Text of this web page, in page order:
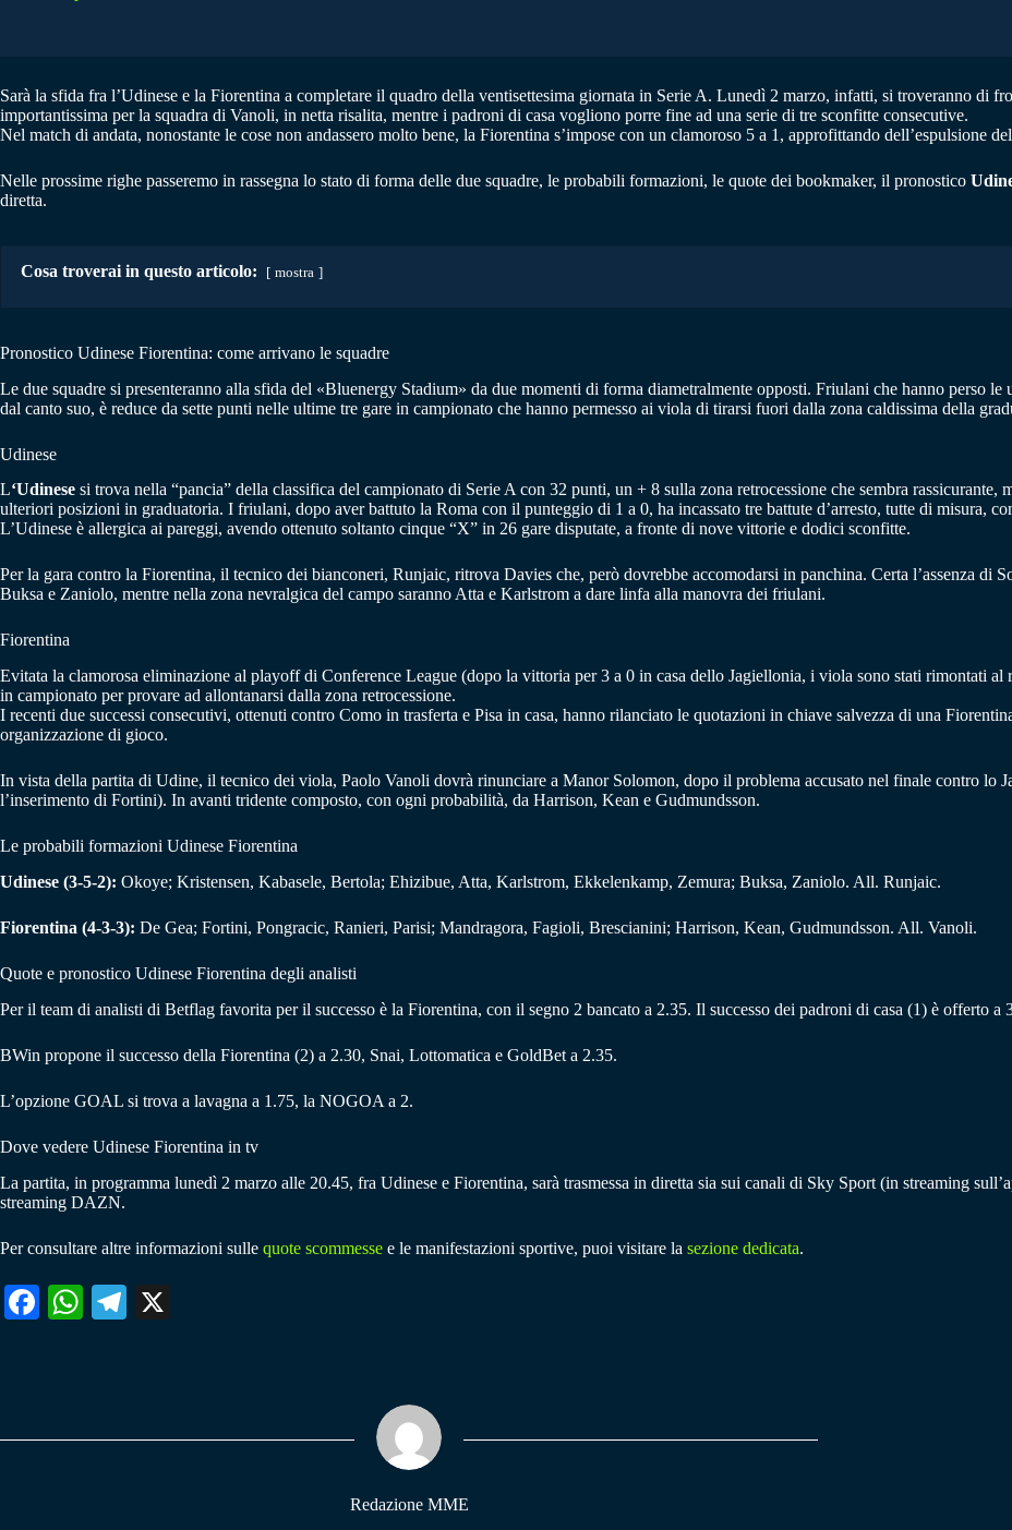
Sarà la sfida fra l’Udinese e la Fiorentina a completare il quadro della ventisettesima giornata in Serie A. Lunedì 2 marzo, infatti, si troveranno di
importantissima per la squadra di Vanoli, in netta risalita, mentre i padroni di casa vogliono porre fine ad una serie di tre sconfitte consecutive.
Nel match di andata, nonostante le cose non andassero molto bene, la Fiorentina s’impose con un clamoroso 5 a 1, approfittando dell’espulsione
Nelle prossime righe passeremo in rassegna lo stato di forma delle due squadre, le probabili formazioni, le quote dei bookmaker, il pronostico
diretta.
Cosa troverai in questo articolo: mostra
Pronostico Udinese Fiorentina: come arrivano le squadre
Le due squadre si presenteranno alla sfida del «Bluenergy Stadium» da due momenti di forma diametralmente opposti. Friulani che hanno perso
dal canto suo, è reduce da sette punti nelle ultime tre gare in campionato che hanno permesso ai viola di tirarsi fuori dalla zona caldissima della
Udinese
L‘Udinese si trova nella “pancia” della classifica del campionato di Serie A con 32 punti, un + 8 sulla zona retrocessione che sembra rassicurante,
ulteriori posizioni in graduatoria. I friulani, dopo aver battuto la Roma con il punteggio di 1 a 0, ha incassato tre battute d’arresto, tutte di misura,
L’Udinese è allergica ai pareggi, avendo ottenuto soltanto cinque “X” in 26 gare disputate, a fronte di nove vittorie e dodici sconfitte.
Per la gara contro la Fiorentina, il tecnico dei bianconeri, Runjaic, ritrova Davies che, però dovrebbe accomodarsi in panchina. Certa l’assenza di
Buksa e Zaniolo, mentre nella zona nevralgica del campo saranno Atta e Karlstrom a dare linfa alla manovra dei friulani.
Fiorentina
Evitata la clamorosa eliminazione al playoff di Conference League (dopo la vittoria per 3 a 0 in casa dello Jagiellonia, i viola sono stati rimontati al
in campionato per provare ad allontanarsi dalla zona retrocessione.
I recenti due successi consecutivi, ottenuti contro Como in trasferta e Pisa in casa, hanno rilanciato le quotazioni in chiave salvezza di una
organizzazione di gioco.
In vista della partita di Udine, il tecnico dei viola, Paolo Vanoli dovrà rinunciare a Manor Solomon, dopo il problema accusato nel finale contro lo
l’inserimento di Fortini). In avanti tridente composto, con ogni probabilità, da Harrison, Kean e Gudmundsson.
Le probabili formazioni Udinese Fiorentina
Udinese (3-5-2): Okoye; Kristensen, Kabasele, Bertola; Ehizibue, Atta, Karlstrom, Ekkelenkamp, Zemura; Buksa, Zaniolo. All. Runjaic.
Fiorentina (4-3-3): De Gea; Fortini, Pongracic, Ranieri, Parisi; Mandragora, Fagioli, Brescianini; Harrison, Kean, Gudmundsson. All. Vanoli.
Quote e pronostico Udinese Fiorentina degli analisti
Per il team di analisti di Betflag favorita per il successo è la Fiorentina, con il segno 2 bancato a 2.35. Il successo dei padroni di casa (1) è offerto
BWin propone il successo della Fiorentina (2) a 2.30, Snai, Lottomatica e GoldBet a 2.35.
L’opzione GOAL si trova a lavagna a 1.75, la NOGOA a 2.
Dove vedere Udinese Fiorentina in tv
La partita, in programma lunedì 2 marzo alle 20.45, fra Udinese e Fiorentina, sarà trasmessa in diretta sia sui canali di Sky Sport (in streaming
streaming DAZN.
Per consultare altre informazioni sulle quote scommesse e le manifestazioni sportive, puoi visitare la sezione dedicata.
Fa W
pp
Te
m
Redazione MME